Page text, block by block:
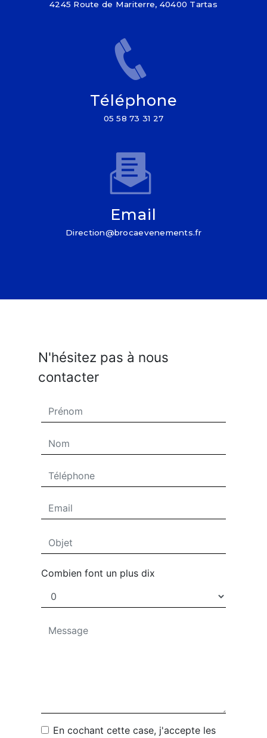
4245 Route de Mariterre, 40400 Tartas
Téléphone
05 58 73 31 27
Email
direction@brocaevenements.fr
N'hésitez pas à nous
contacter
Combien font un plus dix
En cochant cette case, j'accepte les